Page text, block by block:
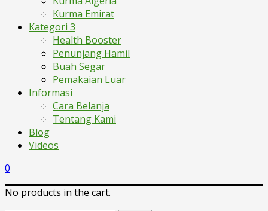
Kurma Emirat
Kategori 3
Health Booster
Penunjang Hamil
Buah Segar
Pemakaian Luar
Informasi
Cara Belanja
Tentang Kami
Blog
Videos
0
No products in the cart.